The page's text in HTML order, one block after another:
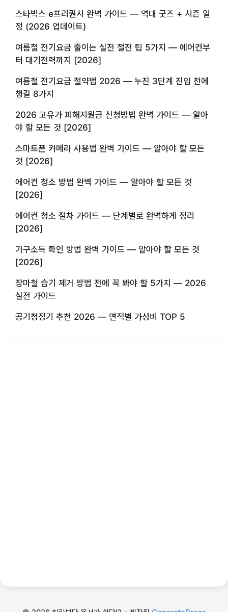
스타벅스 e프리퀀시 완벽 가이드 — 역대 굿즈 + 시즌 일
정 (2026 업데이트)
여름철 전기요금 줄이는 실전 절전 팁 5가지 — 에어컨부
터 대기전력까지 [2026]
여름철 전기요금 절약법 2026 — 누진 3단계 진입 전에
챙길 8가지
2026 고유가 피해지원금 신청방법 완벽 가이드 — 알아
야 할 모든 것 [2026]
스마트폰 카메라 사용법 완벽 가이드 — 알아야 할 모든
것 [2026]
에어컨 청소 방법 완벽 가이드 — 알아야 할 모든 것
[2026]
에어컨 청소 절차 가이드 — 단계별로 완벽하게 정리
[2026]
가구소득 확인 방법 완벽 가이드 — 알아야 할 모든 것
[2026]
장마철 습기 제거 방법 전에 꼭 봐야 할 5가지 — 2026
실전 가이드
공기청정기 추천 2026 — 면적별 가성비 TOP 5